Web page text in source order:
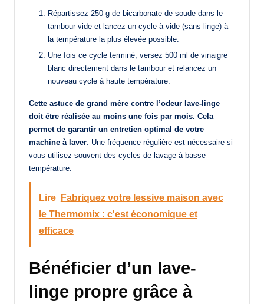
Répartissez 250 g de bicarbonate de soude dans le
tambour vide et lancez un cycle à vide (sans linge) à
la température la plus élevée possible.
Une fois ce cycle terminé, versez 500 ml de vinaigre
blanc directement dans le tambour et relancez un
nouveau cycle à haute température.
Cette astuce de grand mère contre l’odeur lave-linge
doit être réalisée au moins une fois par mois. Cela
permet de garantir un entretien optimal de votre
machine à laver. Une fréquence régulière est nécessaire si
vous utilisez souvent des cycles de lavage à basse
température.
Lire
Fabriquez votre lessive maison avec
le Thermomix : c'est économique et
efficace
Bénéficier d’un lave-
linge propre grâce à